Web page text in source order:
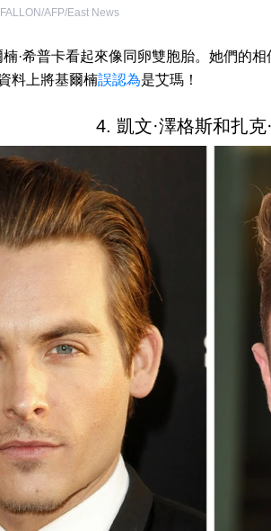
FALLON/AFP/East News
楠·希普卡看起來像同卵雙胞胎。她們的
料上將基爾楠誤認為是艾瑪！
4. 凱文·澤格斯和扎克